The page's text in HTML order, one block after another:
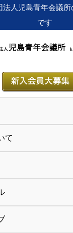
法人児島青年会議
です
て